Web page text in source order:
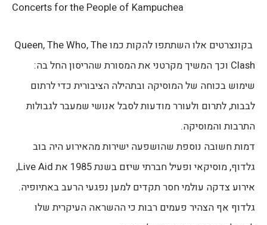
Concerts for the People of Kampuchea
בקונצרטים אלו השתתפו להקות כמו Queen, The Who, The
Clash וכך המשיך מקרטני את המסורת שהריסון החל בה:
שימוש בכוחה של המוסיקה ובתהילה הציבורית כדי לרתום
לבבות, לתרום ולעורר מודעות לסבל אנושי שמעבר לגבולות
התרבות והמוסיקה.
דמות חשובה נוספת שהושפעה ישירות מהאירוע היה בוב
גלדוף, מוסיקאי ופעיל חברתי שיזם בשנת 1985 את Live Aid,
אירוע צדקה עולמי חסר תקדים למען נפגעי הרעב באתיופיה.
גלדוף אף הצהיר פעמים רבות כי ההשראה העיקרית שלו